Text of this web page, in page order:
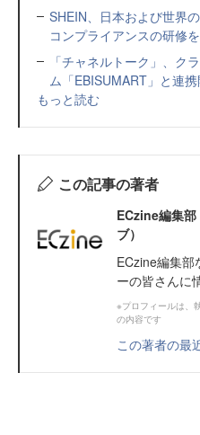
SHEIN、日本および世界
コンプライアンスの研修
「チャネルトーク」、ク
ム「EBISUMART」と連
もっと読む
この記事の著者
ECzine編集
ブ）
ECzine編集部
ーの皆さんに
※プロフィールは、
の内容です
この著者の最